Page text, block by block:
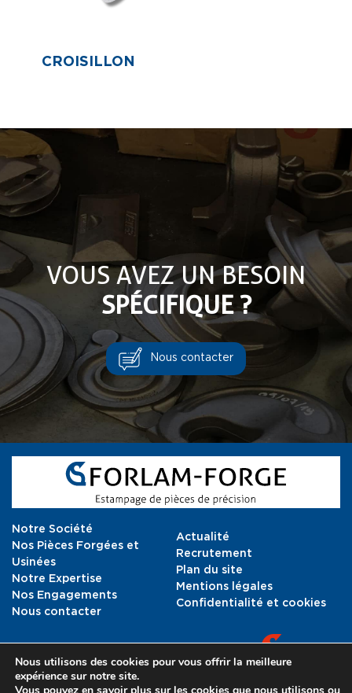
CROISILLON
VOUS AVEZ UN BESOIN
SPÉCIFIQUE ?
Nous contacter
Notre Société
Nos Pièces Forgées et
Usinées
Notre Expertise
Nos Engagements
Nous contacter
Actualité
Recrutement
Plan du site
Mentions légales
Confidentialité et cookies
Nous utilisons des cookies pour vous offrir la meilleure
expérience sur notre site.